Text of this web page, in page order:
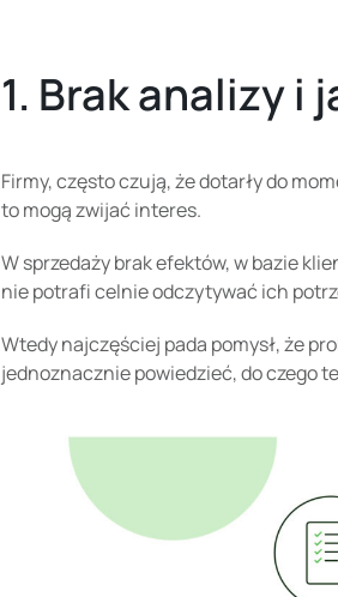
1. Brak analizy i
Firmy, często czują, że dotarły do
to mogą zwijać interes.
W sprzedaży brak efektów, w bazie
nie potrafi celnie odczytywać ich
Wtedy najczęściej pada pomysł, że
jednoznacznie powiedzieć, do czego